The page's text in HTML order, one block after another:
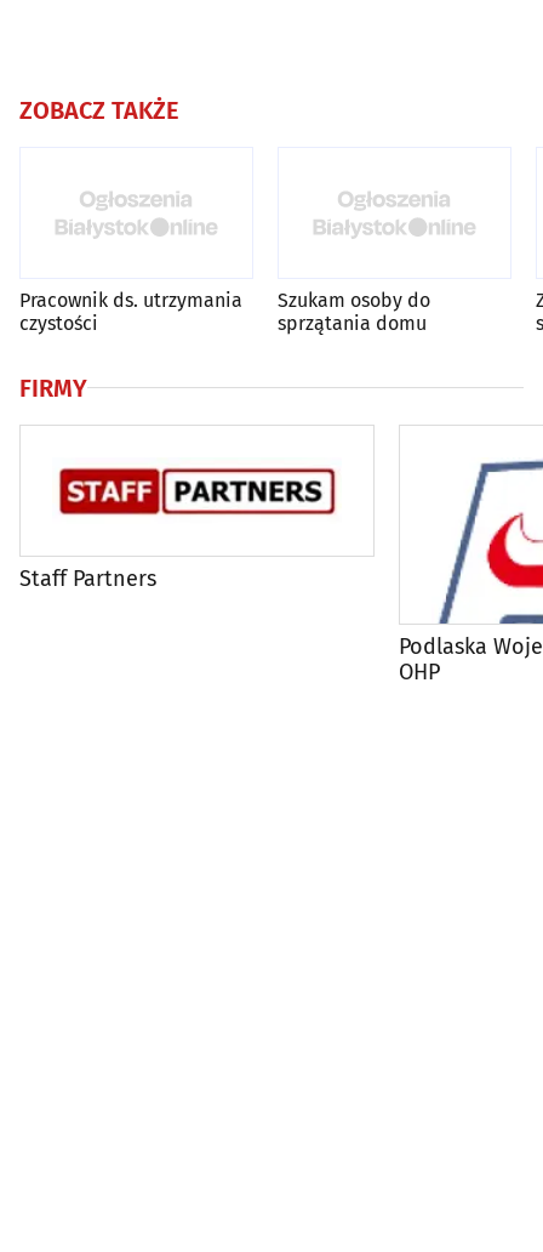
ZOBACZ TAKŻE
Pracownik ds. utrzymania
czystości
Szukam osoby do
sprzątania domu
FIRMY
Staff Partners
Podlaska
OHP